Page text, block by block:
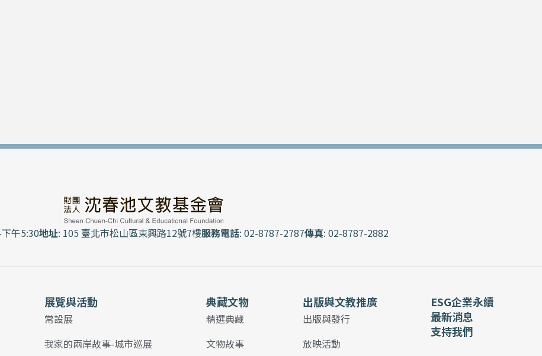
午5:30地址: 105 臺北市松山區東興路12號7樓服務電話: 02-8787-2787傳真: 02-8787-2882
展覽與活動
常設展
我家的兩岸故事-城市巡展
典藏文物
精選典藏
文物故事
出版與文教推廣
出版與發行
放映活動
ESG企業永續
最新消息
支持我們